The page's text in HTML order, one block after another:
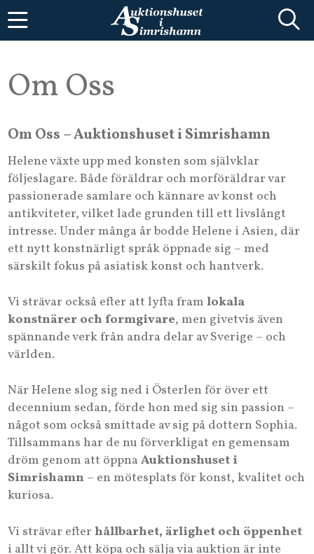
Om Oss
Om Oss – Auktionshuset i Simrishamn
Helene växte upp med konsten som självklar
följeslagare. Både föräldrar och morföräldrar var
passionerade samlare och kännare av konst och
antikviteter, vilket lade grunden till ett livslångt
intresse. Under många år bodde Helene i Asien, där
ett nytt konstnärligt språk öppnade sig – med
särskilt fokus på asiatisk konst och hantverk.
Vi strävar också efter att lyfta fram lokala
konstnärer och formgivare, men givetvis även
spännande verk från andra delar av Sverige – och
världen.
När Helene slog sig ned i Österlen för över ett
decennium sedan, förde hon med sig sin passion –
något som också smittade av sig på dottern Sophia.
Tillsammans har de nu förverkligat en gemensam
dröm genom att öppna Auktionshuset i
Simrishamn – en mötesplats för konst, kvalitet och
kuriosa.
Vi strävar efter hållbarhet, ärlighet och öppenhet
i allt vi gör. Att köpa och sälja via auktion är inte